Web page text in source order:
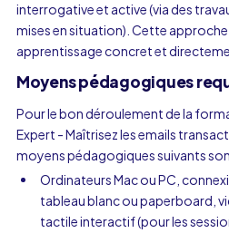
interrogative et active (via des
mises en situation). Cette
apprentissage concret et
Moyens pédagogiques
Pour le bon déroulement de la
Expert - Maîtrisez les emails
moyens pédagogiques suivants
Ordinateurs Mac ou PC,
tableau blanc ou paperboard,
tactile interactif (pour les